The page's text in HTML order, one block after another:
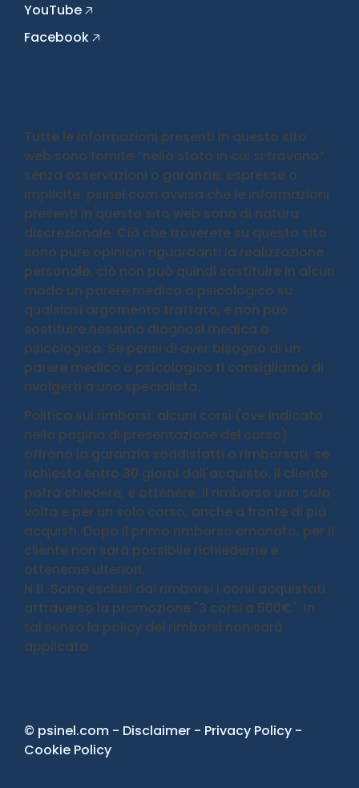
YouTube🡥
Facebook🡥
Tutte le informazioni presenti in questo sito
web sono fornite “nello stato in cui si trovano”,
senza osservazioni o garanzie, espresse o
implicite. psinel.com avvisa che le informazioni
presenti in questo sito web sono di natura
discrezionale. Ciò che troverete su questo sito
sono pure opinioni riguardanti la realizzazione
personale, ciò non può quindi sostituire in alcun
modo un parere medico o psicologico su
qualsiasi argomento trattato, e non può
sostituire nessuna diagnosi medica o
psicologica. Se pensi di aver bisogno di un
parere medico o psicologico ti consigliamo di
rivolgerti a uno specialista.
Politica sui rimborsi: alcuni corsi (ove indicato
nella pagina di presentazione del corso)
offrono la garanzia soddisfatti o rimborsati, se
richiesta entro 30 giorni dall'acquisto. Il cliente
potrà chiedere, e ottenere, il rimborso una sola
volta e per un solo corso, anche a fronte di più
acquisti. Dopo il primo rimborso emanato, per il
cliente non sarà possibile richiederne e
ottenerne ulteriori.
N.B. Sono esclusi dai rimborsi i corsi acquistati
attraverso la promozione "3 corsi a 500€". In
tal senso la policy dei rimborsi non sarà
applicata.
© psinel.com - Disclaimer - Privacy Policy -
Cookie Policy